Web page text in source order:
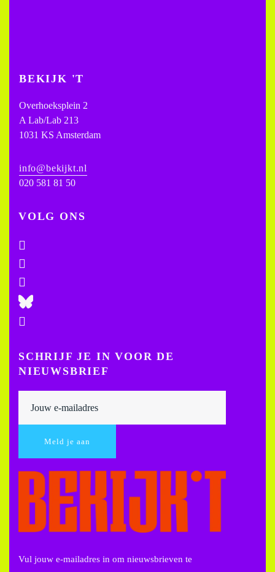
BEKIJK 'T
Overhoeksplein 2
A Lab/Lab 213
1031 KS Amsterdam
info@bekijkt.nl
020 581 81 50
VOLG ONS
SCHRIJF JE IN VOOR DE
NIEUWSBRIEF
Vul jouw e-mailadres in om nieuwsbrieven te